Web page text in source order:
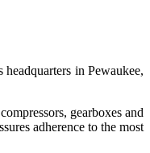
in Pewaukee,
gearboxes and
adherence to the most